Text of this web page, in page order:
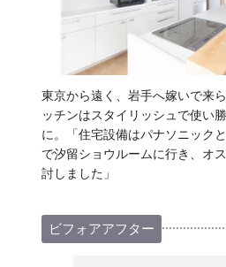
東京から遠く、岩手へ嫁いで来
ッチンはスタイリッシュで使い
に。「住宅設備はパナソニック
で汐留ショウルームに行き、オ
討しました」
ビフォアアフター